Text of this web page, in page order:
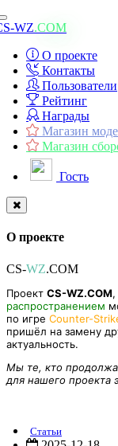
Toggle
navigation
WZ.COM
О проекте
Контакты
Пользователи
Рейтинг
Награды
Магазин
Магазин
Гость
О проекте
CS-WZ.COM
Проект CS-WZ.COM
распространением
по игре Counter-
пришёл на замену
актуальность.
Мы те, кто
для нашего проекта
Статьи